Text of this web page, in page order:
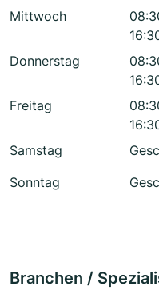
Mittwoch
Donnerstag
Freitag
Samstag
Sonntag
Branchen /